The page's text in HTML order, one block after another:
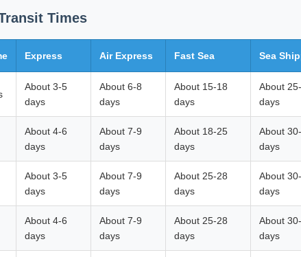
Times
Express Air Express Fast Sea Sea
About 3-5
days
About 6-8
days
About 15-18
days
About
days
About 4-6
days
About 7-9
days
About 18-25
days
About
days
About 3-5
days
About 7-9
days
About 25-28
days
About
days
About 4-6
days
About 7-9
days
About 25-28
days
About
days